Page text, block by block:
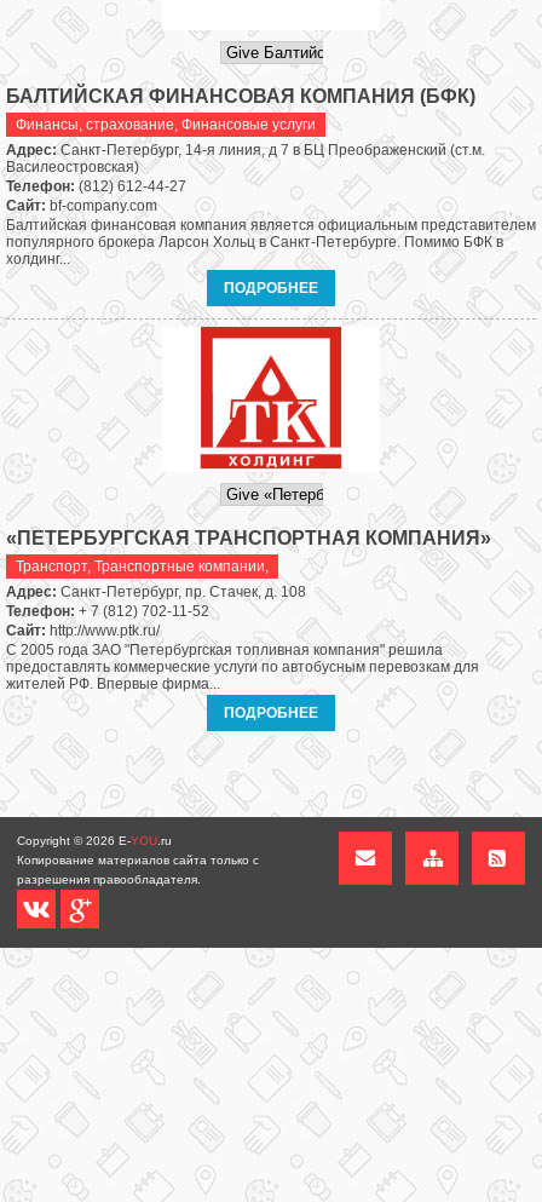
БАЛТИЙСКАЯ ФИНАНСОВАЯ КОМПАНИЯ (БФК)
Финансы, страхование, Финансовые услуги
Адрес:Санкт-Петербург, 14-я линия, д 7 в БЦ Преображенский (ст.м.
Василеостровская)
Телефон: (812) 612-44-27
Сайт: bf-company.com
Балтийская финансовая компания является официальным представителем
популярного брокера Ларсон Хольц в Санкт-Петербурге. Помимо БФК в
холдинг...
ПОДРОБНЕЕ
«ПЕТЕРБУРГСКАЯ ТРАНСПОРТНАЯ КОМПАНИЯ»
Транспорт, Транспортные компании,
Адрес: Санкт-Петербург, пр. Стачек, д. 108
Телефон: + 7 (812) 702-11-52
Сайт: http://www.ptk.ru/
С 2005 года ЗАО "Петербургская топливная компания" решила
предоставлять коммерческие услуги по автобусным перевозкам для
жителей РФ. Впервые фирма...
ПОДРОБНЕЕ
Copyright © 2026 E-YOU .ru
Копирование материалов сайта только с
разрешения правообладателя.